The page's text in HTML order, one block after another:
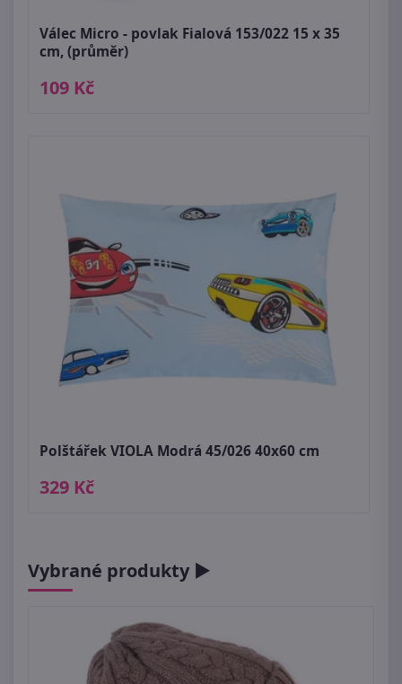
Válec Micro - povlak Fialová 153/022 15 x 35
cm, (průměr)
109 Kč
Polštářek VIOLA Modrá 45/026 40x60 cm
329 Kč
Vybrané produkty ►